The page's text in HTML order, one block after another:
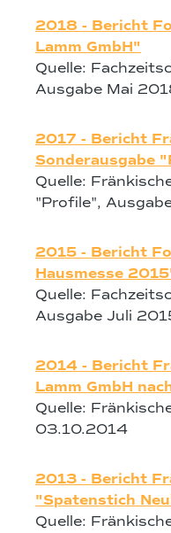
2018 - Bericht
Lamm GmbH"
Quelle:
Ausgabe Mai
2017 - Bericht
Sonderausgabe
Quelle:
"Profile",
2015 - Bericht
Hausmesse
Quelle:
Ausgabe Juli
2014 - Bericht
Lamm GmbH
Quelle:
03.10.2014
2013 - Bericht
"Spatenstich
Quelle: